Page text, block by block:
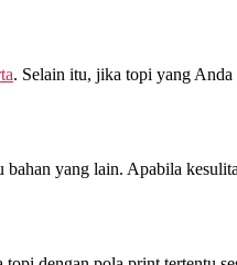
. Selain itu, jika topi yang Anda
yang lain. Apabila